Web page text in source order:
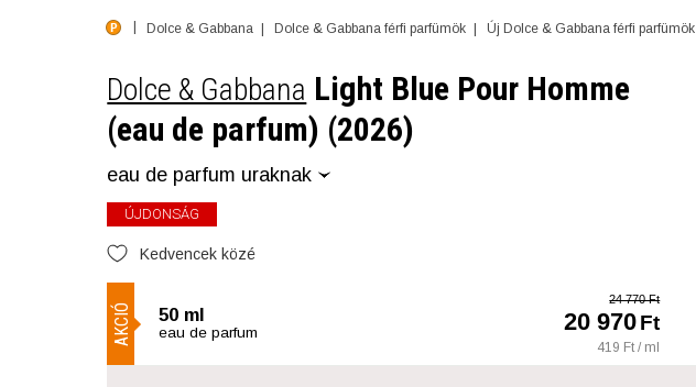
Dolce & Gabbana Dolce & Gabbana férfi parfümök Új Dolce & Gabbana férfi parfümök
Dolce & Gabbana Light Blue Pour Homme
(eau de parfum) (2026)
eau de parfum uraknak
ÚJDONSÁG
Kedvencek közé
AKCIÓ 50 ml
eau de parfum
24 770 Ft
20 970Ft
419 Ft / ml